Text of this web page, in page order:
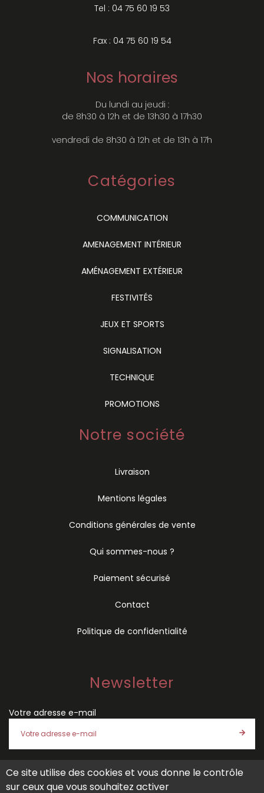
Tel : 04 75 60 19 53
Fax : 04 75 60 19 54
Nos horaires
Du lundi au jeudi :
de 8h30 à 12h et de 13h30 à 17h30
vendredi de 8h30 à 12h et de 13h à 17h
Catégories
COMMUNICATION
AMENAGEMENT INTÉRIEUR
AMÉNAGEMENT EXTÉRIEUR
FESTIVITÉS
JEUX ET SPORTS
SIGNALISATION
TECHNIQUE
PROMOTIONS
Notre société
Livraison
Mentions légales
Conditions générales de vente
Qui sommes-nous ?
Paiement sécurisé
Contact
Politique de confidentialité
Newsletter
Votre adresse e-mail
J'accepte les conditions générales de venteet lapolitique
Ce site utilise des cookies et vous donne le contrôle
sur ceux que vous souhaitez activer